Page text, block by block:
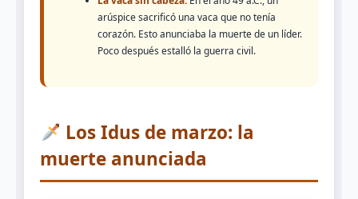
arúspice sacrificó una vaca que no tenía
corazón. Esto anunciaba la muerte de un líder.
Poco después estalló la guerra civil.
Los Idus de marzo: la
muerte anunciada